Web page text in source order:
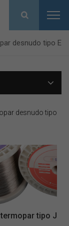
desnudo tipo E
desnudo tipo
tipo J